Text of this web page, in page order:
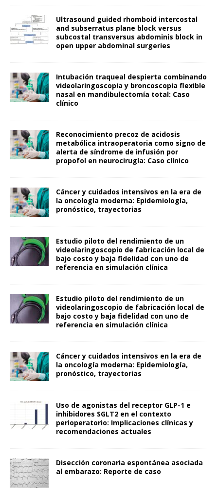
Ultrasound guided rhomboid intercostal
and subserratus plane block versus
subcostal transversus abdominis block in
open upper abdominal surgeries
Intubación traqueal despierta combinando
videolaringoscopia y broncoscopia flexible
nasal en mandibulectomía total: Caso
clínico
Reconocimiento precoz de acidosis
metabólica intraoperatoria como signo de
alerta de síndrome de infusión por
propofol en neurocirugía: Caso clínico
Cáncer y cuidados intensivos en la era de
la oncología moderna: Epidemiología,
pronóstico, trayectorias
Estudio piloto del rendimiento de un
videolaringoscopio de fabricación local de
bajo costo y baja fidelidad con uno de
referencia en simulación clínica
Estudio piloto del rendimiento de un
videolaringoscopio de fabricación local de
bajo costo y baja fidelidad con uno de
referencia en simulación clínica
Cáncer y cuidados intensivos en la era de
la oncología moderna: Epidemiología,
pronóstico, trayectorias
Uso de agonistas del receptor GLP-1 e
inhibidores SGLT2 en el contexto
perioperatorio: Implicaciones clínicas y
recomendaciones actuales
Disección coronaria espontánea asociada
al embarazo: Reporte de caso